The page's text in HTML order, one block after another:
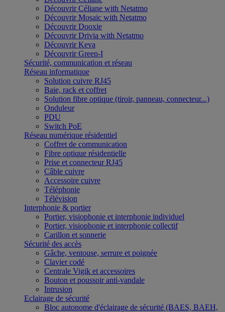
Découvrir Céliane with Netatmo
Découvrir Mosaic with Netatmo
Découvrir Dooxie
Découvrir Drivia with Netatmo
Découvrir Keva
Découvrir Green-I
Sécurité, communication et réseau
Réseau informatique
Solution cuivre RJ45
Baie, rack et coffret
Solution fibre optique (tiroir, panneau, connecteur...)
Onduleur
PDU
Switch PoE
Réseau numérique résidentiel
Coffret de communication
Fibre optique résidentielle
Prise et connecteur RJ45
Câble cuivre
Accessoire cuivre
Téléphonie
Télévision
Interphonie & portier
Portier, visiophonie et interphonie individuel
Portier, visiophonie et interphonie collectif
Carillon et sonnerie
Sécurité des accès
Gâche, ventouse, serrure et poignée
Clavier codé
Centrale Vigik et accessoires
Bouton et poussoir anti-vandale
Intrusion
Eclairage de sécurité
Bloc autonome d'éclairage de sécurité (BAES, BAEH,